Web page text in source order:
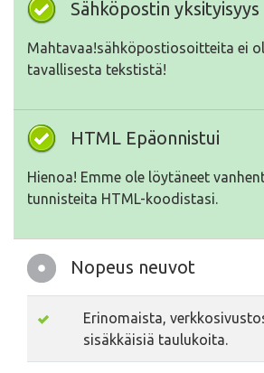
Sähköpostin yksityisyys
Mahtavaa!sähköpostiosoitteita ei
tavallisesta tekstistä!
HTML Epäonnistui
Hienoa! Emme ole löytäneet
tunnisteita HTML-koodistasi.
Nopeus neuvot
Erinomaista,
sisäkkäisiä taulukoita.